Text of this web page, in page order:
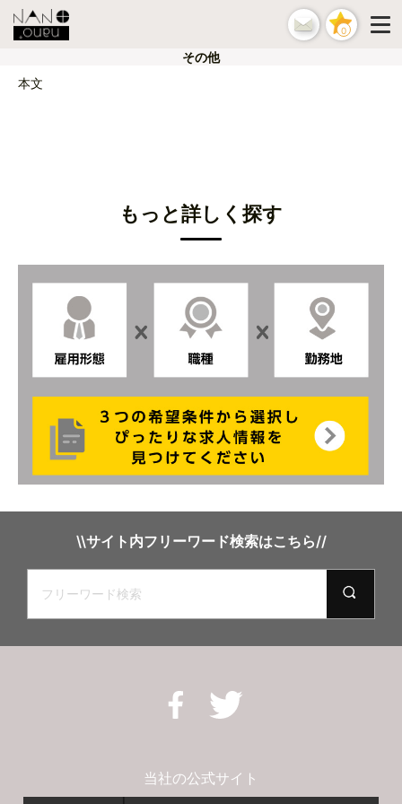
0
その他
本文
もっと詳しく探す
\\サイト内フリーワード検索はこちら//
当社の公式サイト